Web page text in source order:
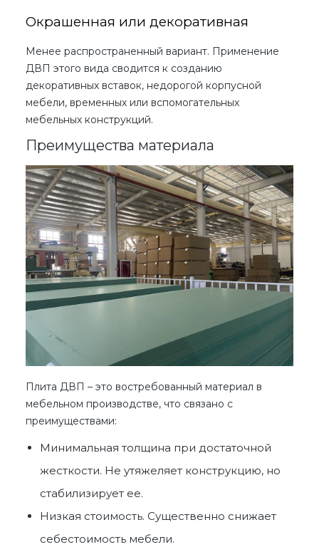
Окрашенная или декоративная
Менее распространенный вариант. Применение
ДВП этого вида сводится к созданию
декоративных вставок, недорогой корпусной
мебели, временных или вспомогательных
мебельных конструкций.
Преимущества материала
Плита ДВП – это востребованный материал в
мебельном производстве, что связано с
преимуществами:
Минимальная толщина при достаточной
жесткости. Не утяжеляет конструкцию, но
стабилизирует ее.
Низкая стоимость. Существенно снижает
себестоимость мебели.